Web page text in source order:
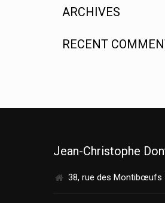
ARCHIVES
RECENT
Jean-Christophe
38, rue des Montibœufs